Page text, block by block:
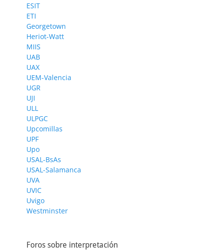
ESIT
ETI
Georgetown
Heriot-Watt
MIIS
UAB
UAX
UEM-Valencia
UGR
UJI
ULL
ULPGC
Upcomillas
UPF
Upo
USAL-BsAs
USAL-Salamanca
UVA
UVIC
Uvigo
Westminster
Foros sobre interpretación